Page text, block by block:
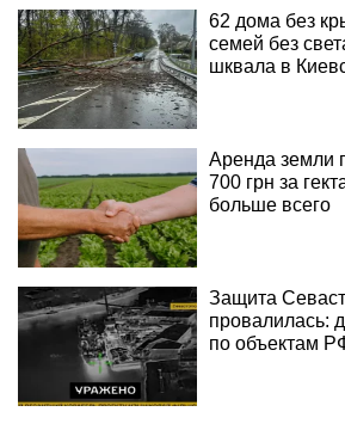
62 дома без
семей без
шквала в
Аренда земли
700 грн за
больше всего
Защита
провалилась:
по объектам